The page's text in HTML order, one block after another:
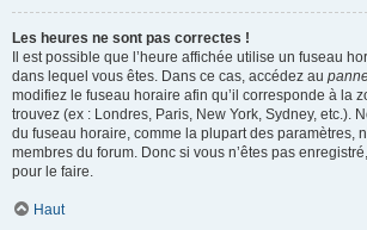
Les heures ne sont pas correctes !
Il est possible que l’heure affichée utilise un fuseau
dans lequel vous êtes. Dans ce cas, accédez au
modifiez le fuseau horaire afin qu’il corresponde à la
trouvez (ex : Londres, Paris, New York, Sydney, etc.).
du fuseau horaire, comme la plupart des paramètres,
membres du forum. Donc si vous n’êtes pas
pour le faire.
Haut